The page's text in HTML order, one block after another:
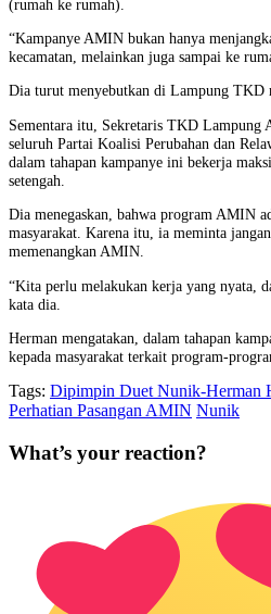
(rumah ke rumah).
“Kampanye AMIN bukan hanya
kecamatan, melainkan juga sampai ke
Dia turut menyebutkan di Lampung TKD
Sementara itu, Sekretaris TKD
seluruh Partai Koalisi Perubahan dan
dalam tahapan kampanye ini bekerja
setengah.
Dia menegaskan, bahwa program AMIN
masyarakat. Karena itu, ia meminta
memenangkan AMIN.
“Kita perlu melakukan kerja yang nyata,
kata dia.
Herman mengatakan, dalam tahapan
kepada masyarakat terkait program-
Tags: Dipimpin Duet Nunik-Herman
Perhatian Pasangan AMIN Nunik
What’s your reaction?